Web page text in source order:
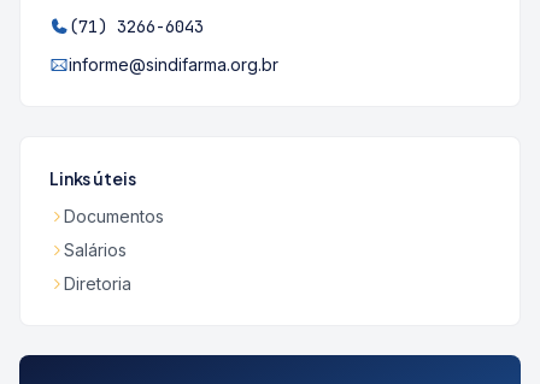
(71) 3266-6043
informe@sindifarma.org.br
Links úteis
Documentos
Salários
Diretoria